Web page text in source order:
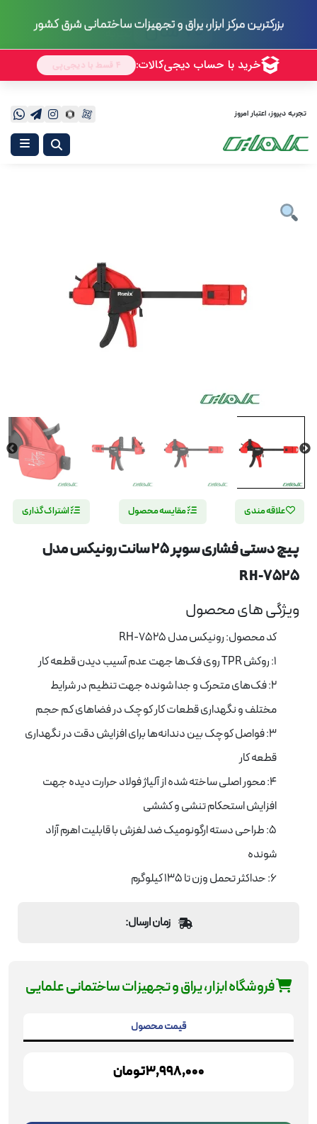
بزرگترین مرکز ابزار، یراق و تجهیزات ساختمانی شرق کشور
70 سال تجربه
تجربه دیروز، اعتبار امروز
علاقه مندی مقایسه محصول اشتراک گذاری
پیچ دستی فشاری سوپر 25 سانت رونیکس مدل
RH-7525
ویژگی های محصول
کد محصول: رونیکس مدل RH-7525
1: روکش TPR روی فک‌ها جهت عدم آسیب دیدن قطعه کار
2: فک‌های متحرک و جدا شونده جهت تنظیم در شرایط
مختلف و نگهداری قطعات کار کوچک در فضاهای کم حجم
3: فواصل کوچک بین دندانه‌ها برای افزایش دقت در نگهداری
قطعه کار
4: محور اصلی ساخته شده از آلیاژ فولاد حرارت دیده جهت
افزایش استحکام تنشی و کششی
5: طراحی دسته ارگونومیک ضد لغزش با قابلیت اهرم آزاد
شونده
6: حداکثر تحمل وزن تا 135 کیلوگرم
زمان ارسال:
فروشگاه ابزار، یراق و تجهیزات ساختمانی علمایی
قیمت محصول
3,998,000تومان